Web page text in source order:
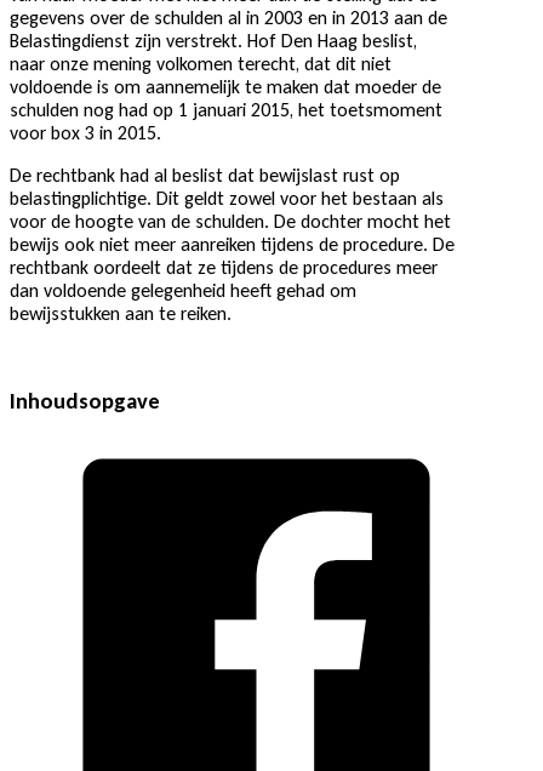
gegevens over de schulden al in 2003 en in 2013 aan de
Belastingdienst zijn verstrekt. Hof Den Haag beslist,
naar onze mening volkomen terecht, dat dit niet
voldoende is om aannemelijk te maken dat moeder de
schulden nog had op 1 januari 2015, het toetsmoment
voor box 3 in 2015.
De rechtbank had al beslist dat bewijslast rust op
belastingplichtige. Dit geldt zowel voor het bestaan als
voor de hoogte van de schulden. De dochter mocht het
bewijs ook niet meer aanreiken tijdens de procedure. De
rechtbank oordeelt dat ze tijdens de procedures meer
dan voldoende gelegenheid heeft gehad om
bewijsstukken aan te reiken.
Inhoudsopgave